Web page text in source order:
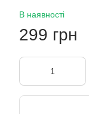
В наявності
299 грн